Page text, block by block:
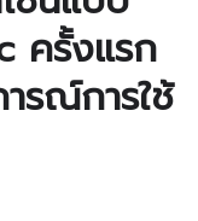
ครั้งแรก
รณ์การใช้